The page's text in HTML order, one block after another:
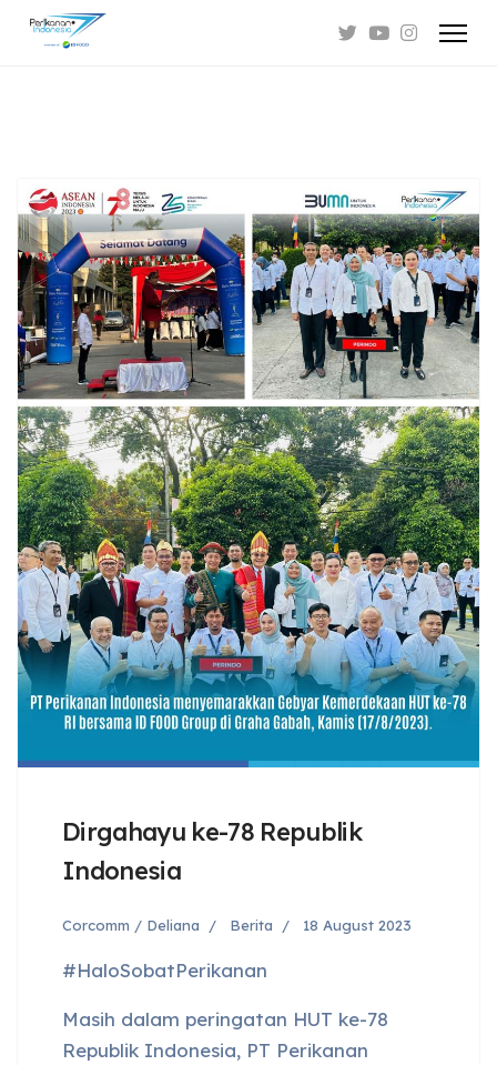
Dirgahayu ke-78 Republik
Indonesia
Corcomm / Deliana Berita 18 August 2023
#HaloSobatPerikanan
Masih dalam peringatan HUT ke-78
Republik Indonesia, PT Perikanan